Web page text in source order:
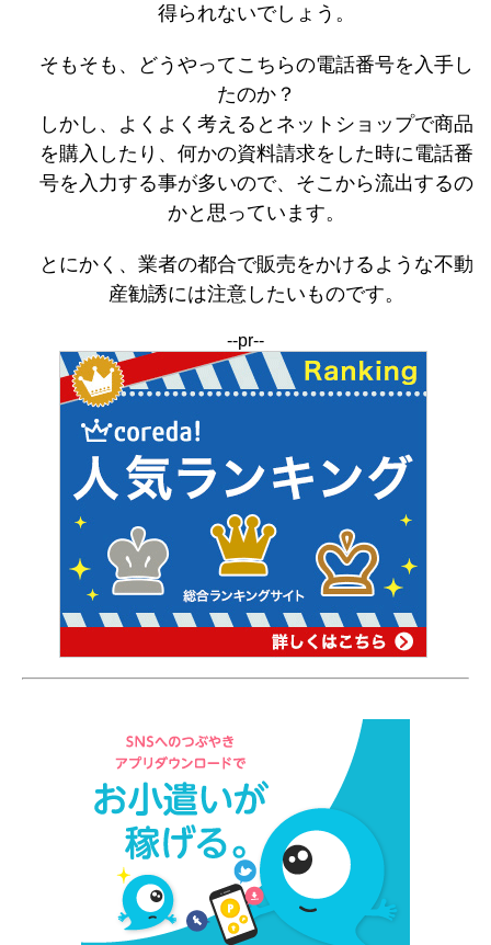
得られないでしょう。
そもそも、どうやってこちらの電話番号を入手し
たのか？
しかし、よくよく考えるとネットショップで商品
を購入したり、何かの資料請求をした時に電話番
号を入力する事が多いので、そこから流出するの
かと思っています。
とにかく、業者の都合で販売をかけるような不動
産勧誘には注意したいものです。
--pr--